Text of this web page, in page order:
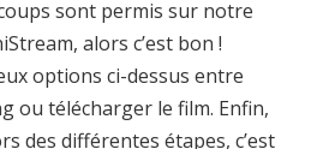
sont permis sur notre
alors c’est bon !
options ci-dessus entre
ou télécharger le film. Enfin,
des différentes étapes, c’est